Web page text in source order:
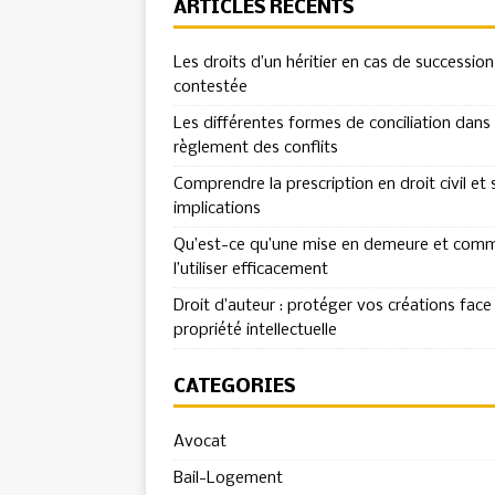
ARTICLES RÉCENTS
Les droits d’un héritier en cas de succession
contestée
Les différentes formes de conciliation dans
règlement des conflits
Comprendre la prescription en droit civil et
implications
Qu’est-ce qu’une mise en demeure et
l’utiliser efficacement
Droit d’auteur : protéger vos créations face
propriété intellectuelle
CATÉGORIES
Avocat
Bail-Logement